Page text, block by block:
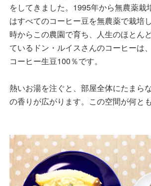
をしてきました。1995年から無農薬栽
はすべてのコーヒー豆を無農薬で栽培
時からこの農園で育ち、人生のほとん
ているドン・ルイスさんのコーヒーは
コーヒー生豆100％です。
熱いお湯を注ぐと、部屋全体にたまら
の香りが広がります。この空間が何と